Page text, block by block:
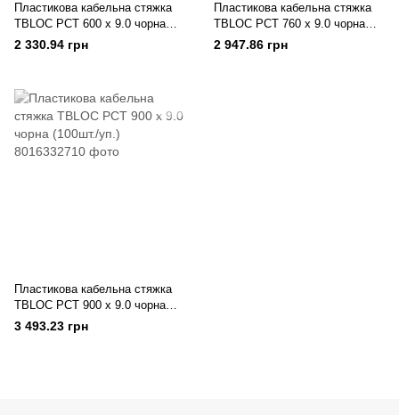
Пластикова кабельна стяжка
TBLOC PCT 600 x 9.0 чорна
(100шт./уп.)
2 330.94 грн
Пластикова кабельна стяжка
TBLOC PCT 760 x 9.0 чорна
(100шт./уп.)
2 947.86 грн
Пластикова кабельна стяжка
TBLOC PCT 900 x 9.0 чорна
(100шт./уп.)
3 493.23 грн